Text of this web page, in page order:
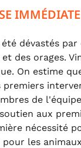
IMMÉDIATE
dévastés
des orages.
On estime
de
aux
nécessité
les